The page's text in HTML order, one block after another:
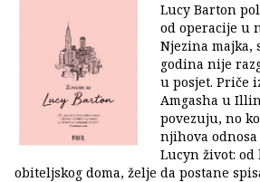
Lucy Barton
od operacije u
Njezina majka,
godina nije
u posjet. Priče
Amgasha u
povezuju, no
njihova
Lucyn život: od
obiteljskog doma, želje da postane